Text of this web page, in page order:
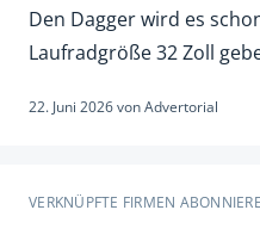
Den Dagger wird es
Laufradgröße 32 Zoll
22. Juni 2026vonAdvertorial
VERKNÜPFTE FIRMEN